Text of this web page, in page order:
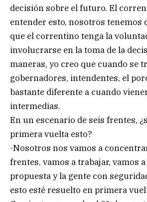
decisión sobre el futuro. El
entender esto, nosotros tenemos
que el correntino tenga la
involucrarse en la toma de la
maneras, yo creo que cuando se
gobernadores, intendentes, el
bastante diferente a cuando
intermedias.
En un escenario de seis frentes,
primera vuelta esto?
-Nosotros nos vamos a
frentes, vamos a trabajar, vamos
propuesta y la gente con
esto esté resuelto en primera